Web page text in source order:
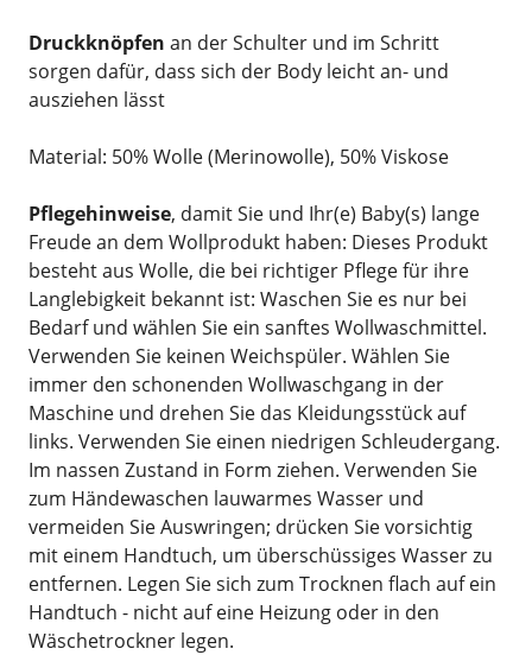
Druckknöpfen an der Schulter und im Schritt
sorgen dafür, dass sich der Body leicht an- und
ausziehen lässt
Material: 50% Wolle (Merinowolle), 50% Viskose
Pflegehinweise, damit Sie und Ihr(e) Baby(s) lange
Freude an dem Wollprodukt haben: Dieses Produkt
besteht aus Wolle, die bei richtiger Pflege für ihre
Langlebigkeit bekannt ist: Waschen Sie es nur bei
Bedarf und wählen Sie ein sanftes Wollwaschmittel.
Verwenden Sie keinen Weichspüler. Wählen Sie
immer den schonenden Wollwaschgang in der
Maschine und drehen Sie das Kleidungsstück auf
links. Verwenden Sie einen niedrigen Schleudergang.
Im nassen Zustand in Form ziehen. Verwenden Sie
zum Händewaschen lauwarmes Wasser und
vermeiden Sie Auswringen; drücken Sie vorsichtig
mit einem Handtuch, um überschüssiges Wasser zu
entfernen. Legen Sie sich zum Trocknen flach auf ein
Handtuch - nicht auf eine Heizung oder in den
Wäschetrockner legen.